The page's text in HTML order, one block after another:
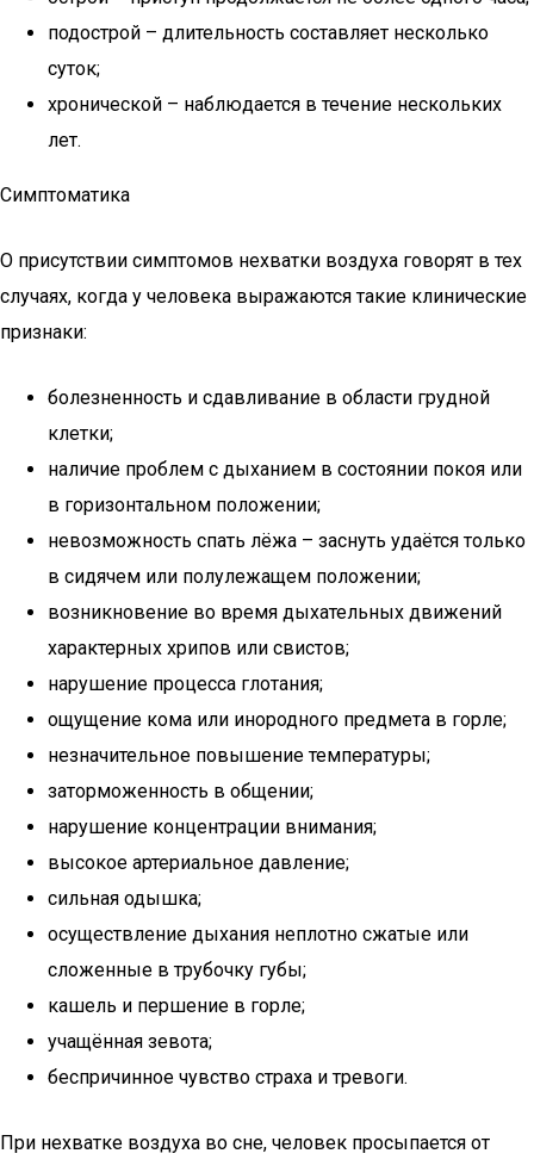
подострой – длительность составляет несколько
суток;
хронической – наблюдается в течение нескольких
лет.
Симптоматика
О присутствии симптомов нехватки воздуха говорят в тех
случаях, когда у человека выражаются такие клинические
признаки:
болезненность и сдавливание в области грудной
клетки;
наличие проблем с дыханием в состоянии покоя или
в горизонтальном положении;
невозможность спать лёжа – заснуть удаётся только
в сидячем или полулежащем положении;
возникновение во время дыхательных движений
характерных хрипов или свистов;
нарушение процесса глотания;
ощущение кома или инородного предмета в горле;
незначительное повышение температуры;
заторможенность в общении;
нарушение концентрации внимания;
высокое артериальное давление;
сильная одышка;
осуществление дыхания неплотно сжатые или
сложенные в трубочку губы;
кашель и першение в горле;
учащённая зевота;
беспричинное чувство страха и тревоги.
При нехватке воздуха во сне, человек просыпается от